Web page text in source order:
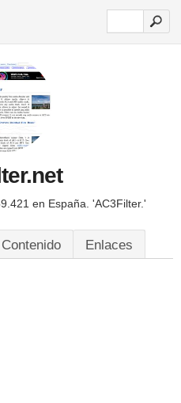
en España. 'AC3Filter.'
Contenido
Enlaces